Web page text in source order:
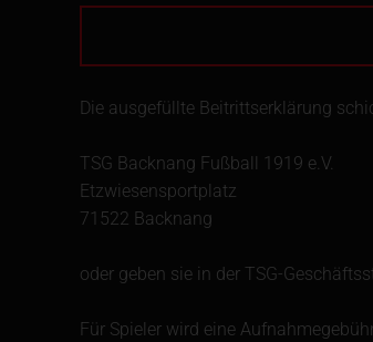
Die ausgefüllte Beitrittserklärung
TSG Backnang Fußball 1919 e.V.
Etzwiesensportplatz
71522 Backnang
oder geben sie in der TSG-
Für Spieler wird eine